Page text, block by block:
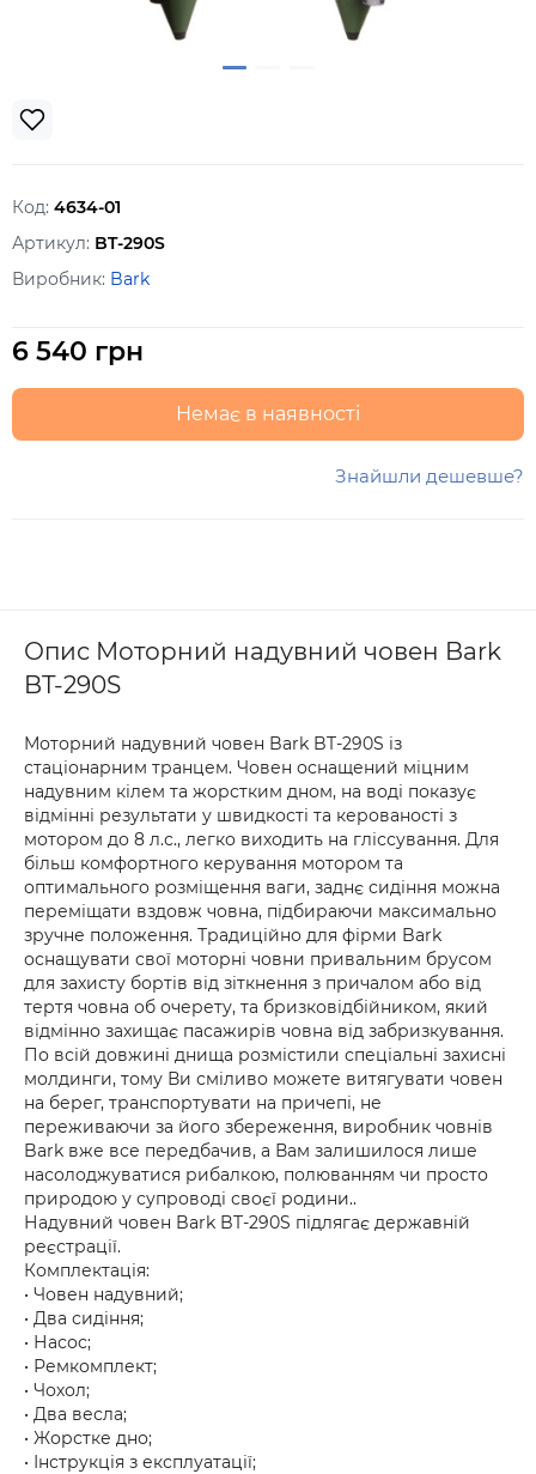
Код: 4634-01
Артикул: BT-290S
Виробник: Bark
6 540 грн
Немає в наявності
Знайшли дешевше?
Опис Моторний надувний човен Bark
BT-290S
Моторний надувний човен Bark BT-290S із
стаціонарним транцем. Човен оснащений міцним
надувним кілем та жорстким дном, на воді показує
відмінні результати у швидкості та керованості з
мотором до 8 л.с., легко виходить на гліссування. Для
більш комфортного керування мотором та
оптимального розміщення ваги, заднє сидіння можна
переміщати вздовж човна, підбираючи максимально
зручне положення. Традиційно для фірми Bark
оснащувати свої моторні човни привальним брусом
для захисту бортів від зіткнення з причалом або від
тертя човна об очерету, та бризковідбійником, який
відмінно захищає пасажирів човна від забризкування.
По всій довжині днища розмістили спеціальні захисні
молдинги, тому Ви сміливо можете витягувати човен
на берег, транспортувати на причепі, не
переживаючи за його збереження, виробник човнів
Bark вже все передбачив, а Вам залишилося лише
насолоджуватися рибалкою, полюванням чи просто
природою у супроводі своєї родини..
Надувний човен Bark BT-290S підлягає державній
реєстрації.
Комплектація:
• Човен надувний;
• Два сидіння;
• Насос;
• Ремкомплект;
• Чохол;
• Два весла;
• Жорстке дно;
• Інструкція з експлуатації;